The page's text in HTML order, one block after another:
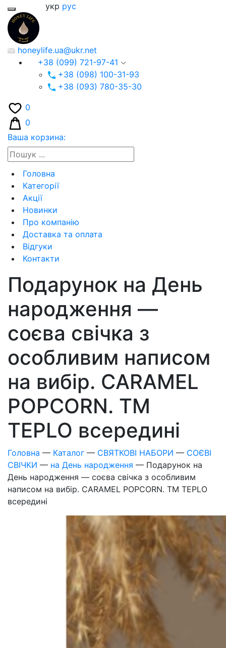
укр рус
honeylife.ua@ukr.net
+38 (099) 721-97-41
+38 (098) 100-31-93
+38 (093) 780-35-30
0
0
Ваша корзина:
Головна
Категорії
Акції
Новинки
Про компанію
Доставка та оплата
Відгуки
Контакти
Подарунок на День
народження —
соєва свічка з
особливим написом
на вибір. CARAMEL
POPCORN. ТМ
TEPLO всередині
Головна — Каталог — СВЯТКОВІ НАБОРИ — СОЄВІ
СВІЧКИ — на День народження — Подарунок на
День народження — соєва свічка з особливим
написом на вибір. CARAMEL POPCORN. ТМ TEPLO
всередині